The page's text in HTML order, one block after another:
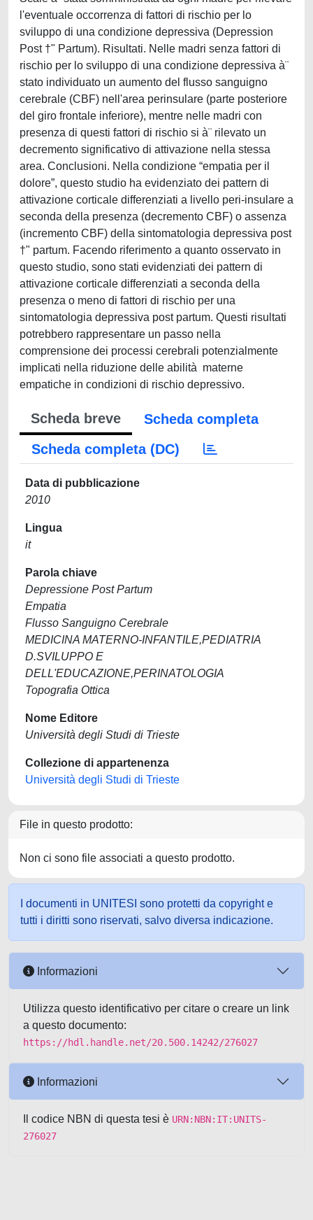
l'eventuale occorrenza di fattori di rischio per lo
sviluppo di una condizione depressiva (Depression
Post †" Partum). Risultati. Nelle madri senza fattori di
rischio per lo sviluppo di una condizione depressiva à¨
stato individuato un aumento del flusso sanguigno
cerebrale (CBF) nell'area perinsulare (parte posteriore
del giro frontale inferiore), mentre nelle madri con
presenza di questi fattori di rischio si à¨ rilevato un
decremento significativo di attivazione nella stessa
area. Conclusioni. Nella condizione “empatia per il
dolore”, questo studio ha evidenziato dei pattern di
attivazione corticale differenziati a livello peri-insulare a
seconda della presenza (decremento CBF) o assenza
(incremento CBF) della sintomatologia depressiva post
†" partum. Facendo riferimento a quanto osservato in
questo studio, sono stati evidenziati dei pattern di
attivazione corticale differenziati a seconda della
presenza o meno di fattori di rischio per una
sintomatologia depressiva post partum. Questi risultati
potrebbero rappresentare un passo nella
comprensione dei processi cerebrali potenzialmente
implicati nella riduzione delle abilità materne
empatiche in condizioni di rischio depressivo.
Scheda breve
Scheda completa
Scheda completa (DC)
Data di pubblicazione
2010
Lingua
it
Parola chiave
Depressione Post Partum
Empatia
Flusso Sanguigno Cerebrale
MEDICINA MATERNO-INFANTILE,PEDIATRIA
D.SVILUPPO E
DELL'EDUCAZIONE,PERINATOLOGIA
Topografia Ottica
Nome Editore
Università degli Studi di Trieste
Collezione di appartenenza
Università degli Studi di Trieste
File in questo prodotto:
Non ci sono file associati a questo prodotto.
I documenti in UNITESI sono protetti da copyright e
tutti i diritti sono riservati, salvo diversa indicazione.
Informazioni
Utilizza questo identificativo per citare o creare un link
a questo documento:
https://hdl.handle.net/20.500.14242/276027
Informazioni
Il codice NBN di questa tesi è URN:NBN:IT:UNITS-
276027